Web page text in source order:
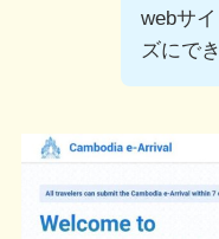
webサ
ズにで